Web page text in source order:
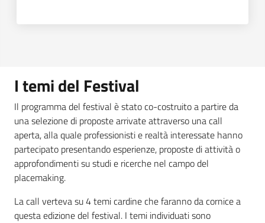
I temi del Festival
Il programma del festival è stato co-costruito a partire da
una selezione di proposte arrivate attraverso una call
aperta, alla quale professionisti e realtà interessate hanno
partecipato presentando esperienze, proposte di attività o
approfondimenti su studi e ricerche nel campo del
placemaking.
La call verteva su 4 temi cardine che faranno da cornice a
questa edizione del festival. I temi individuati sono